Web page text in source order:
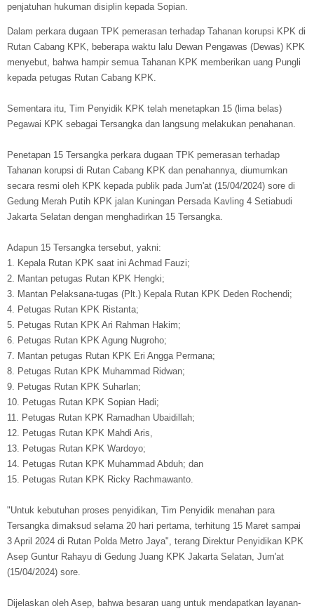
penjatuhan hukuman disiplin kepada Sopian.
Dalam perkara dugaan TPK pemerasan terhadap Tahanan korupsi KPK di
Rutan Cabang KPK, beberapa waktu lalu Dewan Pengawas (Dewas) KPK
menyebut, bahwa hampir semua Tahanan KPK memberikan uang Pungli
kepada petugas Rutan Cabang KPK.
Sementara itu, Tim Penyidik KPK telah menetapkan 15 (lima belas)
Pegawai KPK sebagai Tersangka dan langsung melakukan penahanan.
Penetapan 15 Tersangka perkara dugaan TPK pemerasan terhadap
Tahanan korupsi di Rutan Cabang KPK dan penahannya, diumumkan
secara resmi oleh KPK kepada publik pada Jum'at (15/04/2024) sore di
Gedung Merah Putih KPK jalan Kuningan Persada Kavling 4 Setiabudi
Jakarta Selatan dengan menghadirkan 15 Tersangka.
Adapun 15 Tersangka tersebut, yakni:
1. Kepala Rutan KPK saat ini Achmad Fauzi;
2. Mantan petugas Rutan KPK Hengki;
3. Mantan Pelaksana-tugas (Plt.) Kepala Rutan KPK Deden Rochendi;
4. Petugas Rutan KPK Ristanta;
5. Petugas Rutan KPK Ari Rahman Hakim;
6. Petugas Rutan KPK Agung Nugroho;
7. Mantan petugas Rutan KPK Eri Angga Permana;
8. Petugas Rutan KPK Muhammad Ridwan;
9. Petugas Rutan KPK Suharlan;
10. Petugas Rutan KPK Sopian Hadi;
11. Petugas Rutan KPK Ramadhan Ubaidillah;
12. Petugas Rutan KPK Mahdi Aris,
13. Petugas Rutan KPK Wardoyo;
14. Petugas Rutan KPK Muhammad Abduh; dan
15. Petugas Rutan KPK Ricky Rachmawanto.
"Untuk kebutuhan proses penyidikan, Tim Penyidik menahan para
Tersangka dimaksud selama 20 hari pertama, terhitung 15 Maret sampai
3 April 2024 di Rutan Polda Metro Jaya", terang Direktur Penyidikan KPK
Asep Guntur Rahayu di Gedung Juang KPK Jakarta Selatan, Jum'at
(15/04/2024) sore.
Dijelaskan oleh Asep, bahwa besaran uang untuk mendapatkan layanan-